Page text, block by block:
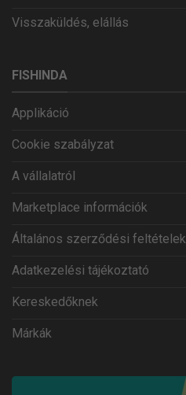
Visszaküldés, elállás
FISHINDA
Applikáció
Cookie szabályzat
A vállalatról
Marketplace információk
Általános szerződési feltételek
Adatkezelési tájékoztató
Kereskedőknek
Márkák